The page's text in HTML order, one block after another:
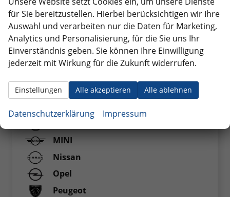
Hyundai
Iveco
Jaecoo
Jeep
Maxus
MINI
Nissan
Opel
Peugeot
für Sie bereitzustellen. Hierbei berücksichtigen wir Ihre
Auswahl und verarbeiten nur die Daten für Marketing,
Analytics und Personalisierung, für die Sie uns Ihr
Einverständnis geben. Sie können Ihre Einwilligung
jederzeit mit Wirkung für die Zukunft widerrufen.
Alle akzeptieren Alle ablehnen
Einstellungen
Datenschutzerklärung Impressum